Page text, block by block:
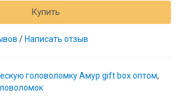
Купить
/ Написать отзыв
головоломку Амур gift box оптом,